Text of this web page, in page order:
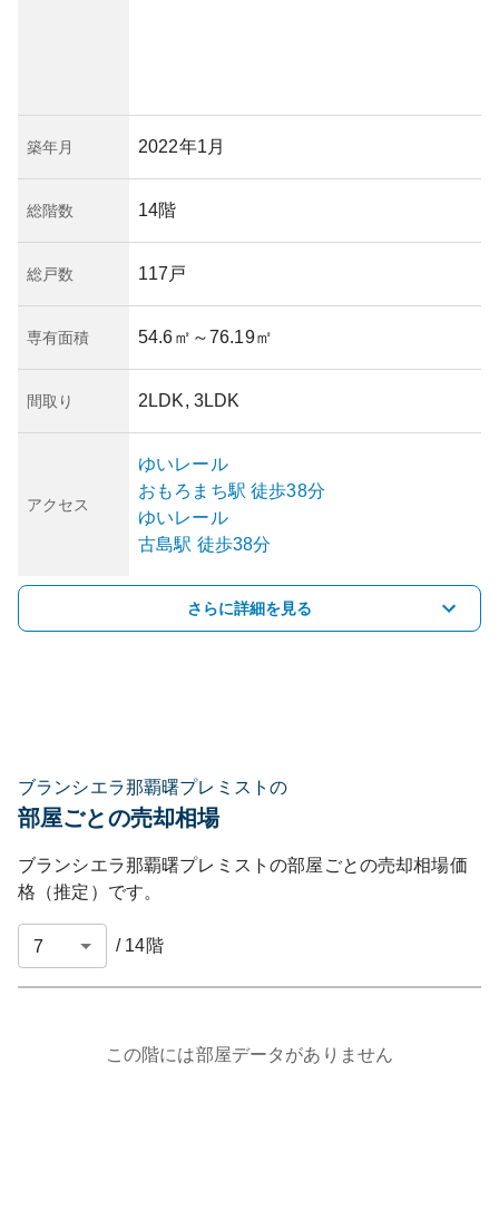
築年月 2022年1月
総階数 14階
総戸数 117戸
専有面積 54.6㎡ ～76.19㎡
間取り 2LDK, 3LDK
アクセス
ゆいレール
おもろまち駅 徒歩38分
ゆいレール
古島駅 徒歩38分
さらに詳細を見る
ブランシエラ那覇曙プレミストの
部屋ごとの売却相場
ブランシエラ那覇曙プレミストの部屋ごとの売却相場価
格（推定）です。
/ 14階
この階には部屋データがありません